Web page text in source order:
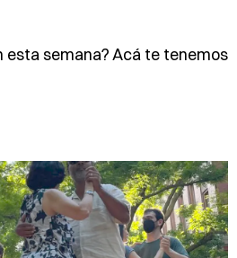
esta semana? Acá te tenemos